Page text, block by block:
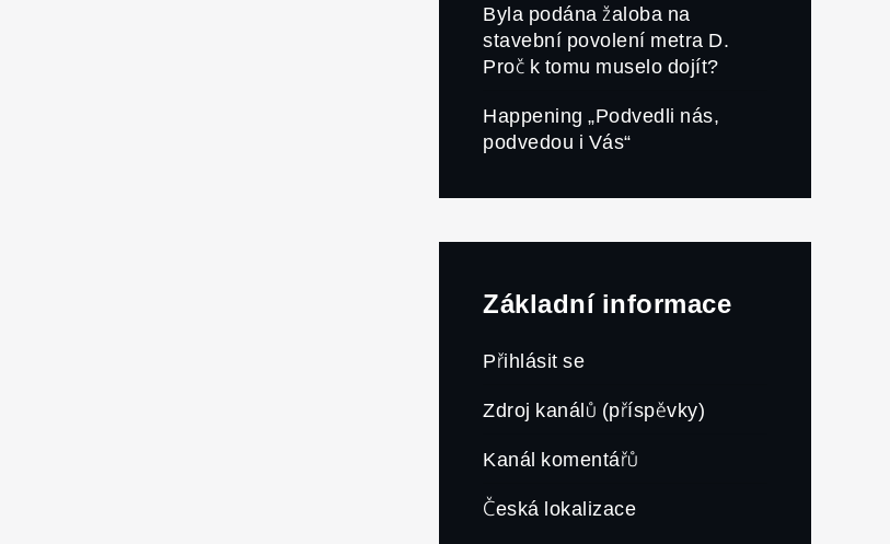
Byla podána žaloba na
stavební povolení metra D.
Proč k tomu muselo dojít?
Happening „Podvedli nás,
podvedou i Vás“
Základní informace
Přihlásit se
Zdroj kanálů (příspěvky)
Kanál komentářů
Česká lokalizace